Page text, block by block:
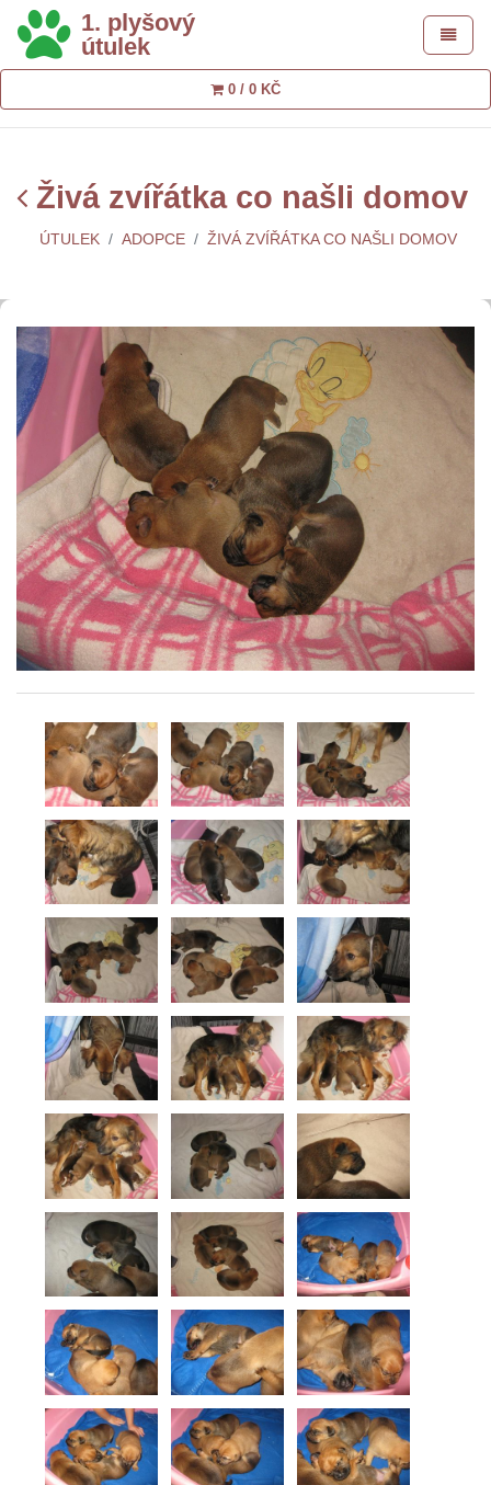
1. plyšový
útulek
Toggle
0 / 0 KČ
Živá zvířátka co našli domov
ÚTULEK ADOPCE ŽIVÁ ZVÍŘÁTKA CO NAŠLI DOMOV